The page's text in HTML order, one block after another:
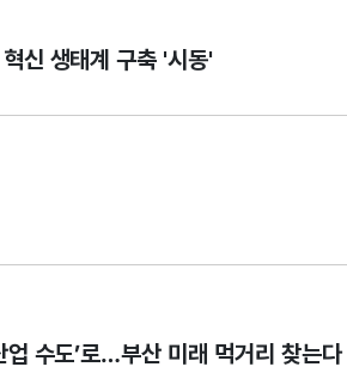
신 생태계 구축 '시동'
업 수도’로…부산 미래 먹거리 찾는다